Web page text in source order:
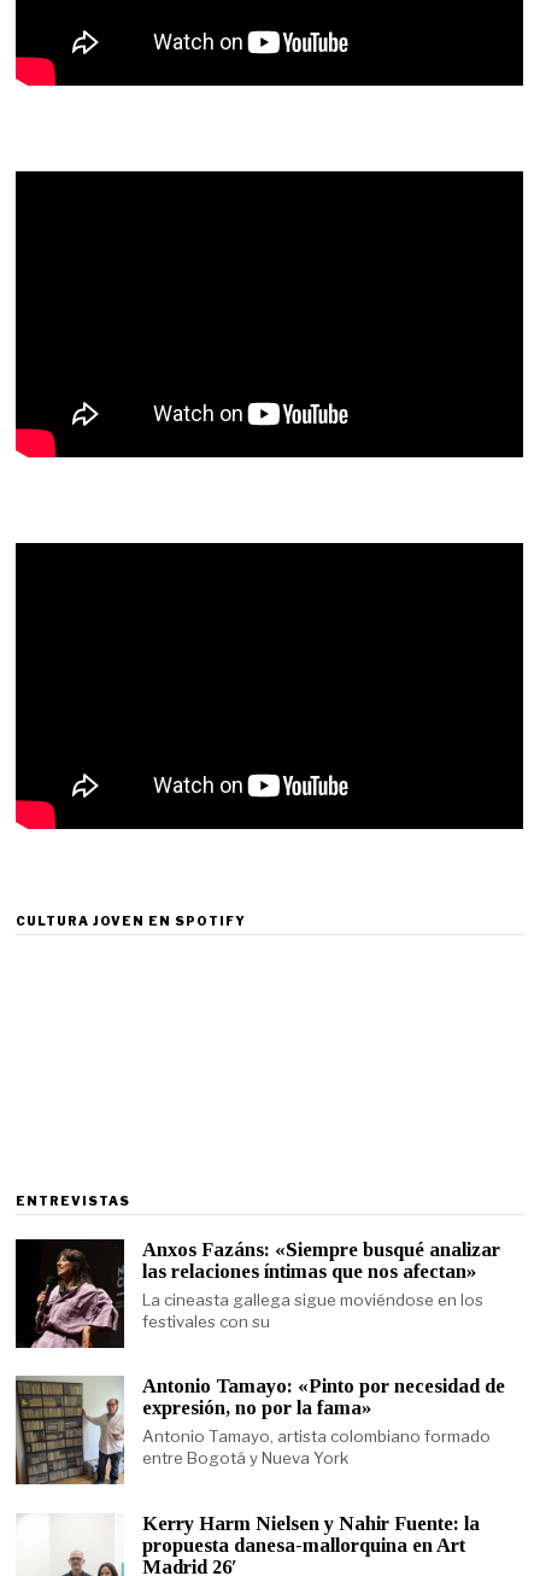
CULTURA JOVEN EN SPOTIFY
ENTREVISTAS
Anxos Fazáns: «Siempre busqué analizar
las relaciones íntimas que nos afectan»
La cineasta gallega sigue moviéndose en los
festivales con su
Antonio Tamayo: «Pinto por necesidad de
expresión, no por la fama»
Antonio Tamayo, artista colombiano formado
entre Bogotá y Nueva York
Kerry Harm Nielsen y Nahir Fuente: la
propuesta danesa-mallorquina en Art
Madrid 26′